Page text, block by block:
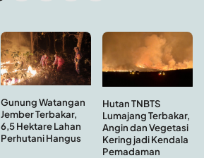
Gunung Watangan
Jember Terbakar,
6,5 Hektare Lahan
Perhutani Hangus
Hutan TNBTS
Lumajang Terbakar,
Angin dan Vegetasi
Kering jadi Kendala
Pemadaman